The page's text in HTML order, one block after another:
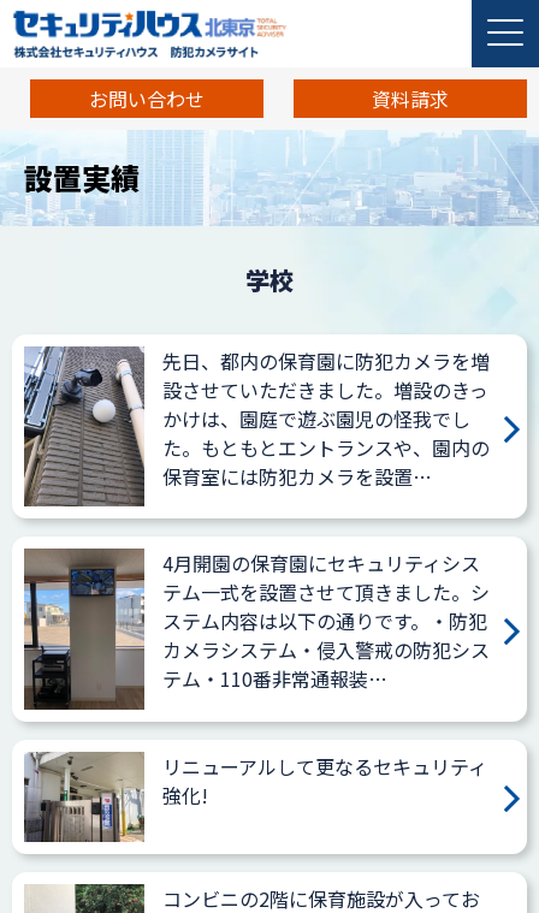
お問い合わせ 資料請求
設置実績
学校
先日、都内の保育園に防犯カメラを増
設させていただきました。増設のきっ
かけは、園庭で遊ぶ園児の怪我でし
た。もともとエントランスや、園内の
保育室には防犯カメラを設置…
4月開園の保育園にセキュリティシス
テム一式を設置させて頂きました。シ
ステム内容は以下の通りです。・防犯
カメラシステム・侵入警戒の防犯シス
テム・110番非常通報装…
リニューアルして更なるセキュリティ
強化!
コンビニの2階に保育施設が入ってお